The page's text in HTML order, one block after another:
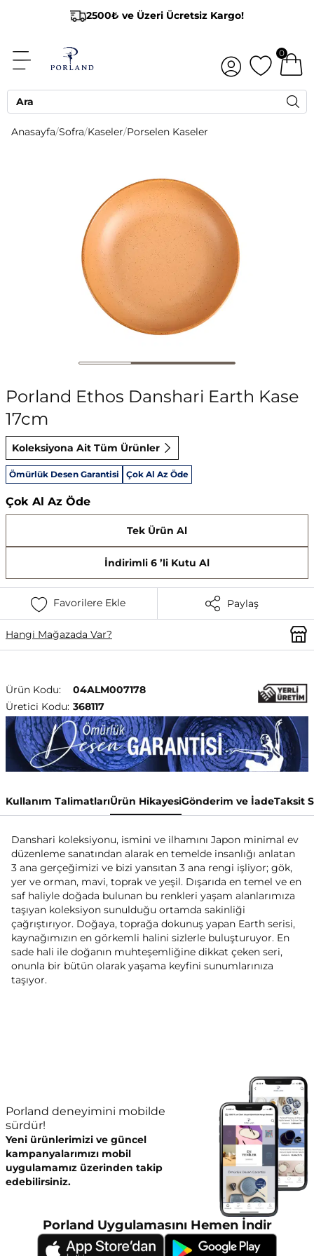
2500₺ ve Üzeri Ücretsiz Kargo!
0
Anasayfa/Sofra/Kaseler/Porselen Kaseler
Porland Ethos Danshari Earth Kase
17cm
Koleksiyona Ait Tüm Ürünler
Ömürlük Desen Garantisi Çok Al Az Öde
Çok Al Az Öde
Tek Ürün Al
İndirimli 6 ’li Kutu Al
Favorilere Ekle Paylaş
Hangi Mağazada Var?
Ürün Kodu:
04ALM007178
Üretici Kodu: 368117
Kullanım TalimatlarıÜrün HikayesiGönderim ve İadeTaksit
Danshari koleksiyonu, ismini ve ilhamını Japon minimal ev
düzenleme sanatından alarak en temelde insanlığı anlatan
3 ana gerçeğimizi ve bizi yansıtan 3 ana rengi işliyor; gök,
yer ve orman, mavi, toprak ve yeşil. Dışarıda en temel ve en
saf haliyle doğada bulunan bu renkleri yaşam alanlarımıza
taşıyan koleksiyon sunulduğu ortamda sakinliği
çağrıştırıyor. Doğaya, toprağa dokunuş yapan Earth serisi,
kaynağımızın en görkemli halini sizlerle buluşturuyor. En
sade hali ile doğanın muhteşemliğine dikkat çeken seri,
onunla bir bütün olarak yaşama keyfini sunumlarınıza
taşıyor.
Porland deneyimini mobilde
sürdür!
Yeni ürünlerimizi ve güncel
kampanyalarımızı mobil
uygulamamız üzerinden takip
edebilirsiniz.
Porland Uygulamasını Hemen İndir